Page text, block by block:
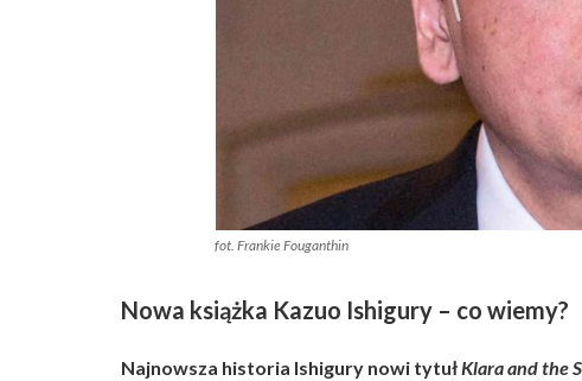
fot. Frankie Fouganthin
Nowa książka Kazuo Ishigury – co wiemy?
Najnowsza historia Ishigury nowi tytułKlara and the